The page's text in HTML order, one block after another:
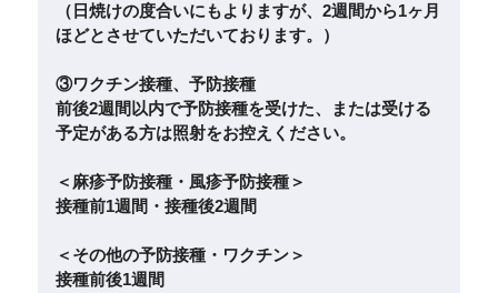
（日焼けの度合いにもよりますが、2週間から1ヶ月
ほどとさせていただいております。）
③ワクチン接種、予防接種
前後2週間以内で予防接種を受けた、または受ける
予定がある方は照射をお控えください。
＜麻疹予防接種・風疹予防接種＞
接種前1週間・接種後2週間
＜その他の予防接種・ワクチン＞
接種前後1週間